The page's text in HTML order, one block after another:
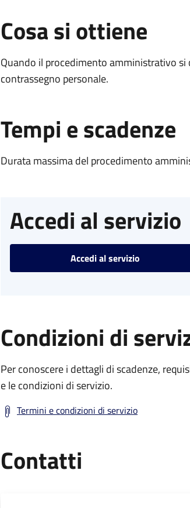
Cosa si ottiene
Quando il procedimento amministrativo
contrassegno personale.
Tempi e scadenze
Durata massima del procedimento
Accedi al servizio
Accedi al servizio
Condizioni di
Per conoscere i dettagli di scadenze,
e le condizioni di servizio.
Termini e condizioni di servizio
Contatti